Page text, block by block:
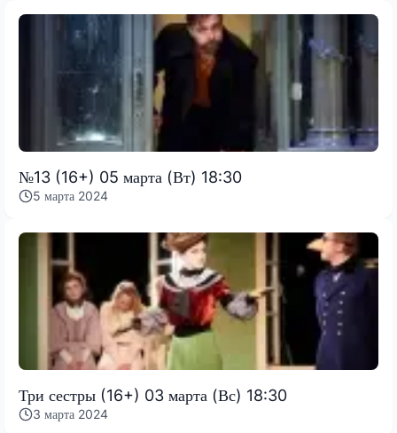
№13 (16+) 05 марта (Вт) 18:30
5 марта 2024
Три сестры (16+) 03 марта (Вс) 18:30
3 марта 2024